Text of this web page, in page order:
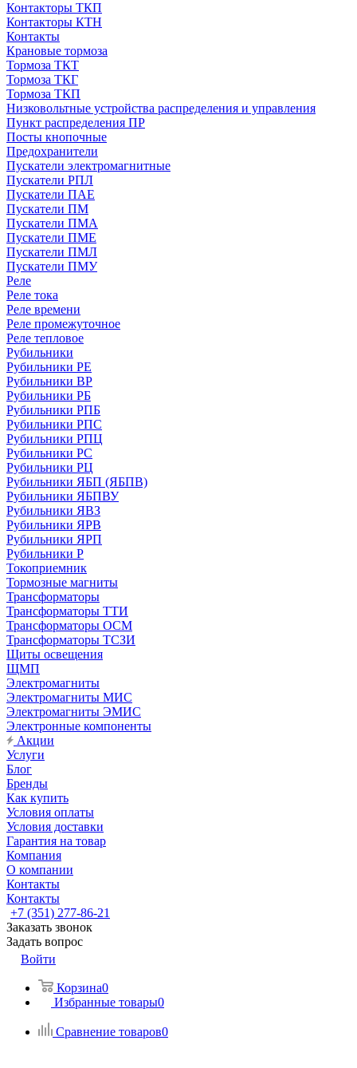
Контакторы ТКП
Контакторы КТН
Контакты
Крановые тормоза
Тормоза ТКТ
Тормоза ТКГ
Тормоза ТКП
Низковольтные устройства распределения и управления
Пункт распределения ПР
Посты кнопочные
Предохранители
Пускатели электромагнитные
Пускатели РПЛ
Пускатели ПАЕ
Пускатели ПМ
Пускатели ПМА
Пускатели ПМЕ
Пускатели ПМЛ
Пускатели ПМУ
Реле
Реле тока
Реле времени
Реле промежуточное
Реле тепловое
Рубильники
Рубильники РЕ
Рубильники ВР
Рубильники РБ
Рубильники РПБ
Рубильники РПС
Рубильники РПЦ
Рубильники РС
Рубильники РЦ
Рубильники ЯБП (ЯБПВ)
Рубильники ЯБПВУ
Рубильники ЯВЗ
Рубильники ЯРВ
Рубильники ЯРП
Рубильники Р
Токоприемник
Тормозные магниты
Трансформаторы
Трансформаторы ТТИ
Трансформаторы ОСМ
Трансформаторы ТСЗИ
Щиты освещения
ЩМП
Электромагниты
Электромагниты МИС
Электромагниты ЭМИС
Электронные компоненты
Акции
Услуги
Блог
Бренды
Как купить
Условия оплаты
Условия доставки
Гарантия на товар
Компания
О компании
Контакты
Контакты
+7 (351) 277-86-21
Заказать звонок
Задать вопрос
Войти
Корзина0
Избранные товары0
Сравнение товаров0